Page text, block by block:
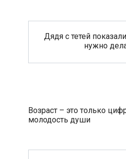
Дядя с тетей
нужно
Возраст – это только
молодость души